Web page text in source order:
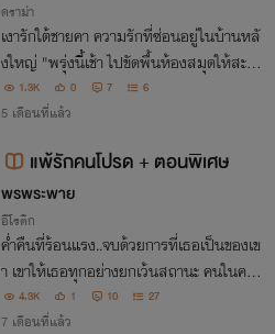
ดราม่า
เงารักใต้ชายคา ความรักที่ซ่อนอยู่ในบ้านหลั
งใหญ่ "พรุ่งนี้เช้า ไปขัดพื้นห้องสมุดให้สะอา
ด... อย่าให้ฉันเห็นแม้แต่รอยนิ้วมือของเธอ
ที่นั่น ไม่อย่างนั้นฉันจะสั่งให้คนอื่นมาทำแท
1.3K 0 7 6
5 เดือนที่แล้ว
แพ้รักคนโปรด + ตอนพิเศษ
พรพระพาย
อีโรติก
ค่ำคืนที่ร้อนแรง..จบด้วยการที่เธอเป็นของเข
า เขาให้เธอทุกอย่างยกเว้นสถานะ คนในควา
มลับอย่างเธอ กำลังอุ้มท้องลูกของเขา เขาจ
ะไม่มีวันได้รู้เรื่องนี้ ไม่มีวัน!!
4.3K 1 10 27
7 เดือนที่แล้ว